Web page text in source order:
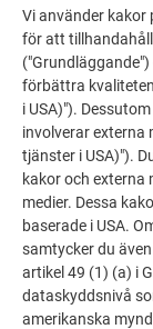
med ett sågblad
Vi
arbetsbänken
Vid
sticksåg och
Spänn en tunn
vågprofilerna vid
anläggningsyta
Se noga till att
ytan skadas.
Vi använder kakor
för att
förbättra
i USA)").
involverar externa
tjänster i USA)").
kakor och externa
medier. Dessa
baserade i USA.
samtycker du
artikel 49 (1) (a) i
dataskyddsnivå
amerikanska